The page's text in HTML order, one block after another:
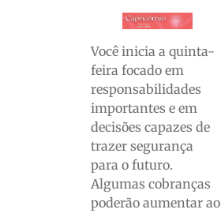
Você inicia a quinta-
feira focado em
responsabilidades
importantes e em
decisões capazes de
trazer segurança
para o futuro.
Algumas cobranças
poderão aumentar ao